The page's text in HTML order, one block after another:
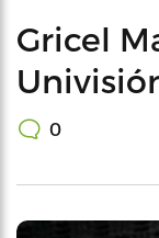
Gricel
0